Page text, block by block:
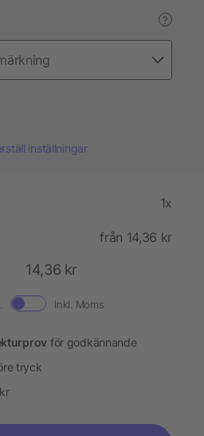
?
inställningar
1x
från 14,36 kr
14,36 kr
Inkl. Moms
för godkännande
tryck